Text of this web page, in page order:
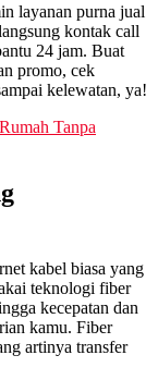
layanan purna jual
kontak call
24 jam. Buat
promo, cek
kelewatan, ya!
Tanpa
kabel biasa yang
teknologi fiber
kecepatan dan
kamu. Fiber
artinya transfer